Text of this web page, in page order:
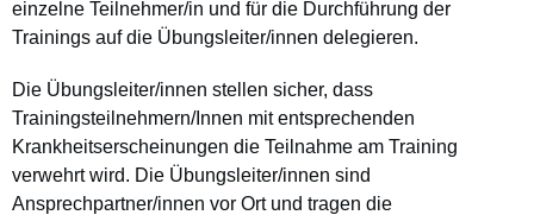
einzelne Teilnehmer/in und für die Durchführung der
Trainings auf die Übungsleiter/innen delegieren.
Die Übungsleiter/innen stellen sicher, dass
Trainingsteilnehmern/Innen mit entsprechenden
Krankheitserscheinungen die Teilnahme am Training
verwehrt wird. Die Übungsleiter/innen sind
Ansprechpartner/innen vor Ort und tragen die